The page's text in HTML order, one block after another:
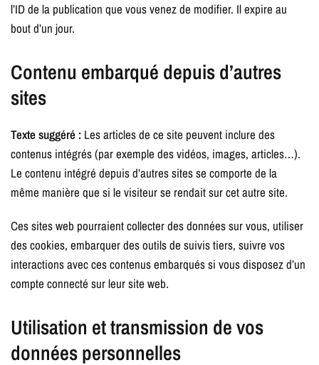
l’ID de la publication que vous venez de modifier. Il expire au
bout d’un jour.
Contenu embarqué depuis d’autres
sites
Texte suggéré : Les articles de ce site peuvent inclure des
contenus intégrés (par exemple des vidéos, images, articles…).
Le contenu intégré depuis d’autres sites se comporte de la
même manière que si le visiteur se rendait sur cet autre site.
Ces sites web pourraient collecter des données sur vous, utiliser
des cookies, embarquer des outils de suivis tiers, suivre vos
interactions avec ces contenus embarqués si vous disposez d’un
compte connecté sur leur site web.
Utilisation et transmission de vos
données personnelles